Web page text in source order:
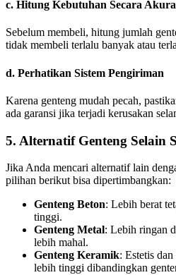
c. Hitung Kebutuhan Secara
Sebelum membeli, hitung jumlah
tidak membeli terlalu banyak atau
d. Perhatikan Sistem Pengiriman
Karena genteng mudah pecah,
ada garansi jika terjadi kerusakan
5. Alternatif Genteng Selain
Jika Anda mencari alternatif lain
pilihan berikut bisa dipertimbangkan:
Genteng Beton: Lebih berat
tinggi.
Genteng Metal: Lebih ringan
lebih mahal.
Genteng Keramik: Estetis
lebih tinggi dibandingkan